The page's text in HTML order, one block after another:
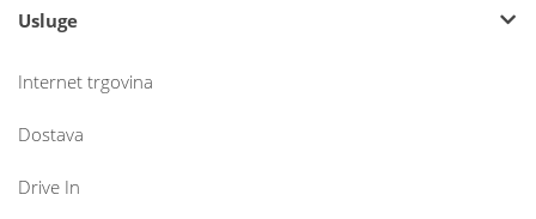
Usluge
Internet trgovina
Dostava
Drive In